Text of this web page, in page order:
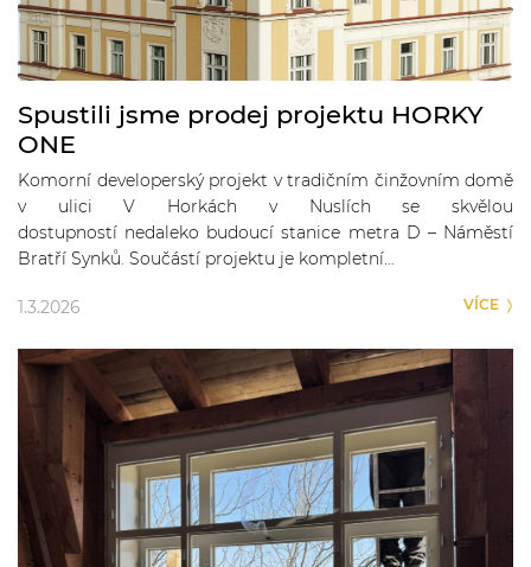
Spustili jsme prodej projektu HORKY
ONE
Komorní developerský projekt v tradičním činžovním domě
v ulici V Horkách v Nuslích se skvělou
dostupností nedaleko budoucí stanice metra D – Náměstí
Bratří Synků. Součástí projektu je kompletní…
1.3.2026 VÍCE